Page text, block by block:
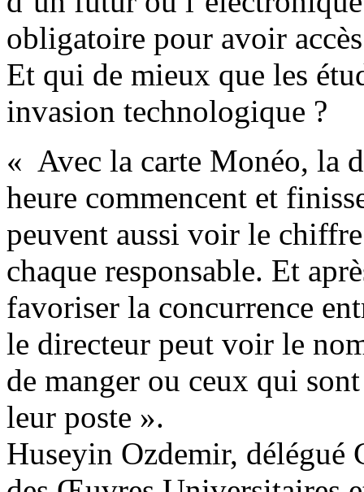
obligatoire pour avoir
Et qui de mieux que les
invasion technologique ?
« Avec la carte Monéo, la
heure commencent et
peuvent aussi voir le
chaque responsable. Et
favoriser la concurrence
le directeur peut voir le
de manger ou ceux qui
leur poste ».
Huseyin Ozdemir, délégué